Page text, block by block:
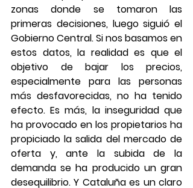
zonas donde se tomaron las
primeras decisiones, luego siguió el
Gobierno Central. Si nos basamos en
estos datos, la realidad es que el
objetivo de bajar los precios,
especialmente para las personas
más desfavorecidas, no ha tenido
efecto. Es más, la inseguridad que
ha provocado en los propietarios ha
propiciado la salida del mercado de
oferta y, ante la subida de la
demanda se ha producido un gran
desequilibrio. Y Cataluña es un claro